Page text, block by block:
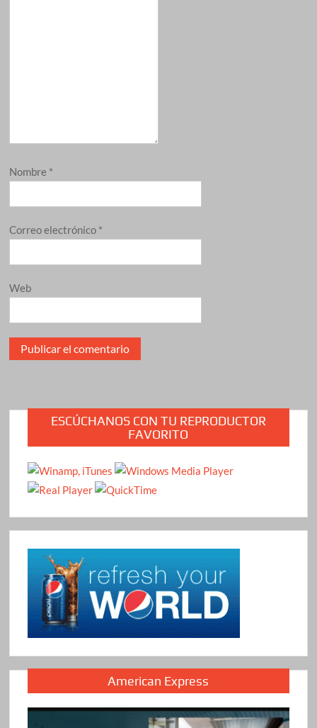
Nombre *
Correo electrónico *
Web
ESCÚCHANOS CON TU REPRODUCTOR
FAVORITO
American Express